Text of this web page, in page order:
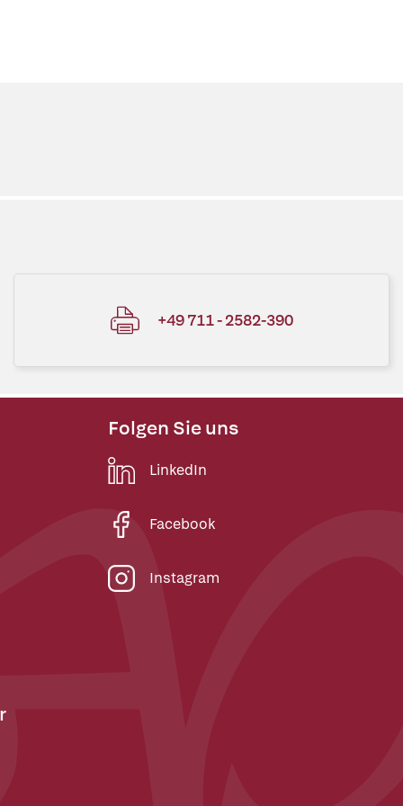
+49 711 - 2582-390
Folgen Sie uns
LinkedIn
Facebook
Instagram